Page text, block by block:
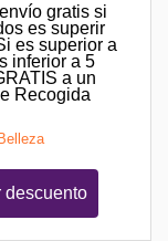
gratis si
es superir
es superior a
inferior a 5
a un
Recogida
descuento